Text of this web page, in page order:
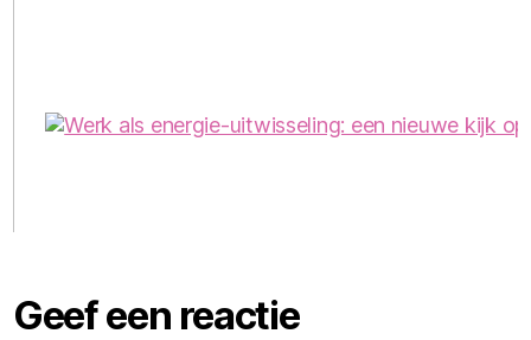
Geef een reactie